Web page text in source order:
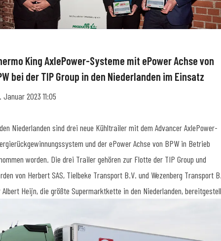
King AxlePower-Systeme mit ePower Achse von
bei der TIP Group in den Niederlanden im Einsatz
Januar 2023 11:05
Niederlanden sind drei neue Kühltrailer mit dem Advancer AxlePower-
und der ePower Achse von BPW in Betrieb
worden. Die drei Trailer gehören zur Flotte der TIP Group und
von Herbert SAS, Tielbeke Transport B.V. und Wezenberg Transport
Heijn, die größte Supermarktkette in den Niederlanden,